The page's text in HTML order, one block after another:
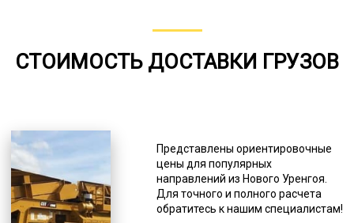
СТОИМОСТЬ ДОСТАВКИ ГРУЗОВ
Представлены ориентировочные
цены для популярных
направлений из Нового Уренгоя.
Для точного и полного расчета
обратитесь к нашим специалистам!